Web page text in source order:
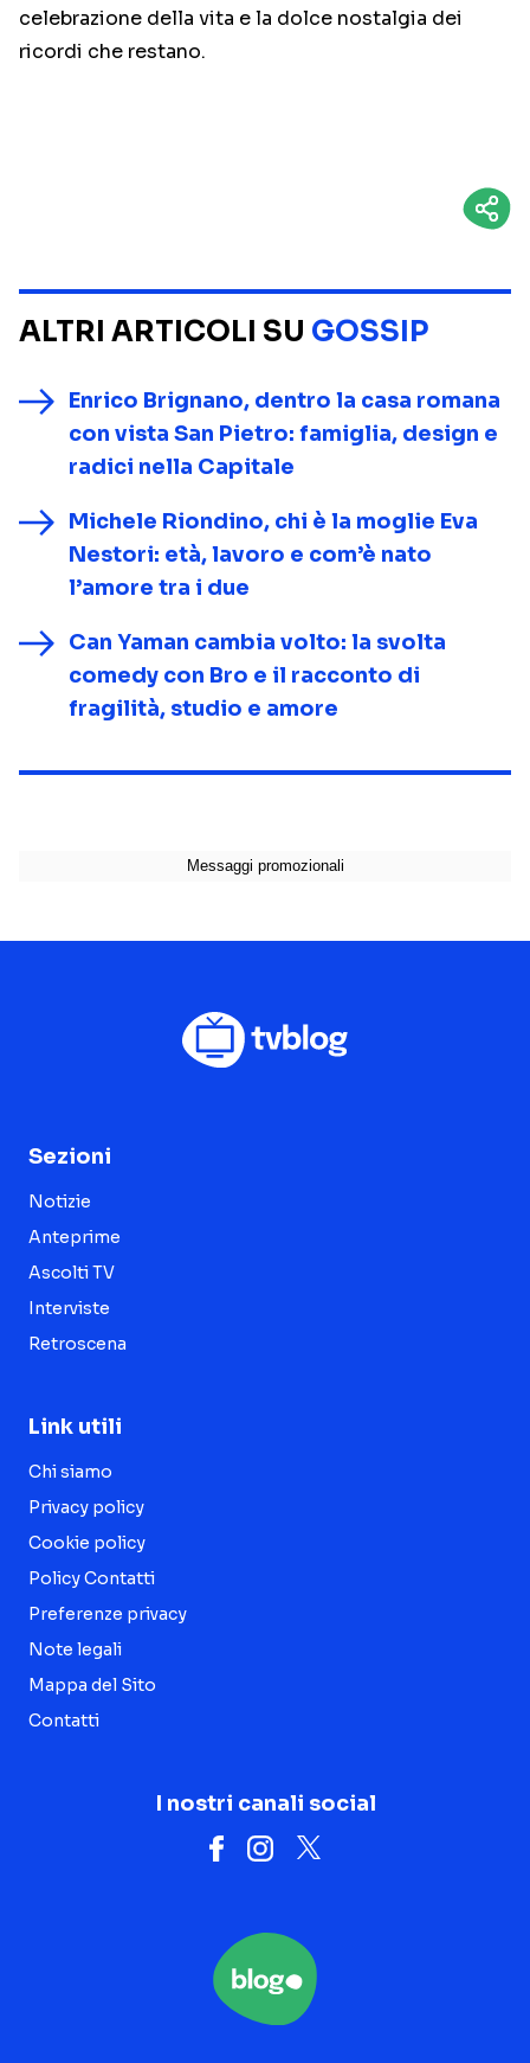
celebrazione della vita e la dolce nostalgia dei
ricordi che restano.
ALTRI ARTICOLI SU GOSSIP
Enrico Brignano, dentro la casa romana
con vista San Pietro: famiglia, design e
radici nella Capitale
Michele Riondino, chi è la moglie Eva
Nestori: età, lavoro e com’è nato
l’amore tra i due
Can Yaman cambia volto: la svolta
comedy con Bro e il racconto di
fragilità, studio e amore
Sezioni
Notizie
Anteprime
Ascolti TV
Interviste
Retroscena
Link utili
Chi siamo
Privacy policy
Cookie policy
Policy Contatti
Preferenze privacy
Note legali
Mappa del Sito
Contatti
I nostri canali social